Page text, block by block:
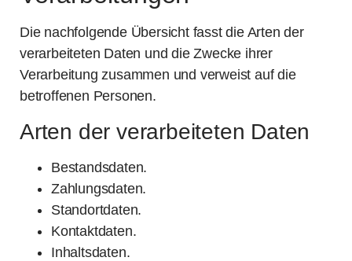
Die nachfolgende Übersicht fasst die Arten der
verarbeiteten Daten und die Zwecke ihrer
Verarbeitung zusammen und verweist auf die
betroffenen Personen.
Arten der verarbeiteten Daten
Bestandsdaten.
Zahlungsdaten.
Standortdaten.
Kontaktdaten.
Inhaltsdaten.